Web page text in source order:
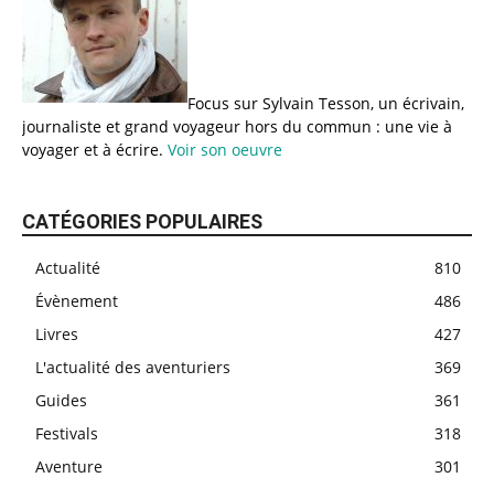
Focus sur Sylvain Tesson, un écrivain,
journaliste et grand voyageur hors du commun : une vie à
voyager et à écrire. Voir son oeuvre
CATÉGORIES POPULAIRES
Actualité
810
Évènement
486
Livres
427
L'actualité des aventuriers
369
Guides
361
Festivals
318
Aventure
301